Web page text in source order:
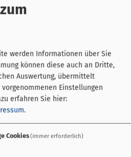
am Engelplatz
kleiner Kostprobe
als private Gruppe zu
Gruppenpreis: € 120
Sie auf:
werden Informationen über Sie
können diese auch an Dritte,
Auswertung, übermittelt
Einstellungen
erfahren Sie hier:
.
Cookies(immer erforderlich)